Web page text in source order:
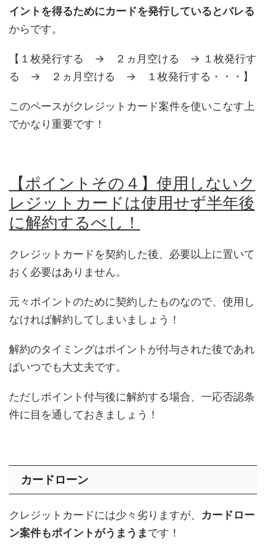
イントを得るためにカードを発行しているとバレる
からです。
【１枚発行する → ２ヵ月空ける → １枚発行す
る → ２ヵ月空ける → １枚発行する・・・】
このペースがクレジットカード案件を使いこなす上
でかなり重要です！
【ポイントその４】使用しないク
レジットカードは使用せず半年後
に解約するべし！
クレジットカードを契約した後、必要以上に置いて
おく必要はありません。
元々ポイントのために契約したものなので、使用し
なければ解約してしまいましょう！
解約のタイミングはポイントが付与された後であれ
ばいつでも大丈夫です。
ただしポイント付与後に解約する場合、一応否認条
件に目を通しておきましょう！
カードローン
クレジットカードには少々劣りますが、 カードロー
ン案件もポイントがうまうまです！